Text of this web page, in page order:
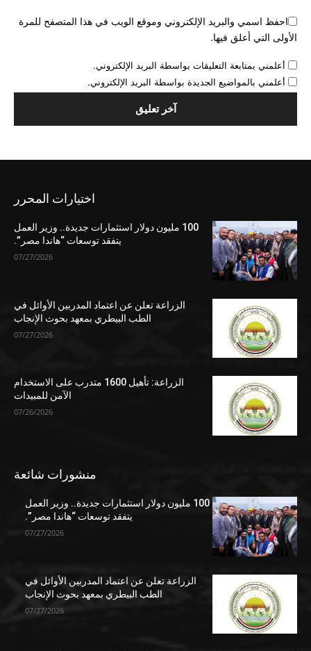
احفظ اسمي والبريد الإلكتروني وموقع الويب في هذا المتصفح للمرة
الأولى التي أعلق فيها.
أعلمني بمتابعة التعليقات بواسطة البريد الإلكتروني.
أعلمني بالمواضيع الجديدة بواسطة البريد الإلكتروني.
اختيارات المحرر
100 مليون دولار استثمارات جديدة.. وزير العمل
يتفقد توسعات “هاندا مصر”.
07/27/2026
الزراعة تعلن عن اعتماد المدربين الأوائل في
الطب البيطري بمعهد بحوث الإنجاب
07/27/2026
الزراعة: تأهيل 1600 متدرب على الاستخدام
الآمن للمبيدات
07/26/2026
منشورات شائعة
100 مليون دولار استثمارات جديدة.. وزير العمل
يتفقد توسعات “هاندا مصر”.
07/27/2026
الزراعة تعلن عن اعتماد المدربين الأوائل في
الطب البيطري بمعهد بحوث الإنجاب
07/27/2026